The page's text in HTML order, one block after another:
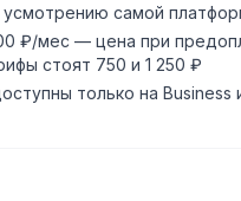
самой
₽/мес — цена при
стоят 750 и 1 250 ₽
только на Business